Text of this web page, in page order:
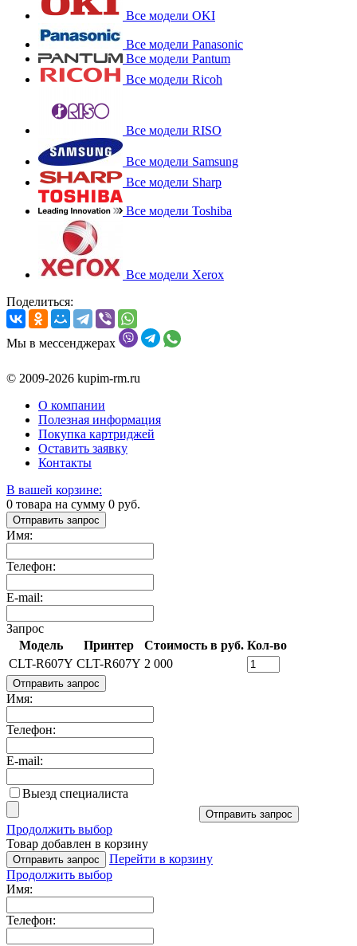
Все модели OKI
Все модели Panasonic
Все модели Pantum
Все модели Ricoh
Все модели RISO
Все модели Samsung
Все модели Sharp
Все модели Toshiba
Все модели Xerox
Поделиться:
Мы в мессенджерах
© 2009-2026 kupim-rm.ru
О компании
Полезная информация
Покупка картриджей
Оставить заявку
Контакты
В вашей корзине:
0 товара на сумму 0 руб.
Отправить запрос
Имя:
Телефон:
E-mail:
Запрос
Модель
Принтер Стоимость в руб. Кол-во
CLT-R607Y CLT-R607Y 2 000
Отправить запрос
Имя:
Телефон:
E-mail:
Выезд специалиста
Отправить запрос
Продолжить выбор
Товар добавлен в корзину
Отправить запрос
Перейти в корзину
Продолжить выбор
Имя:
Телефон: